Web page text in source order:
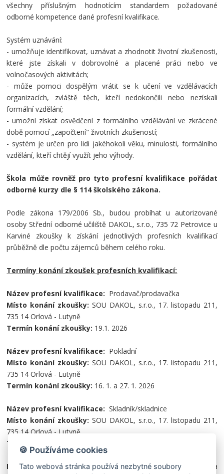
všechny příslušným hodnotícím standardem požadované
odborné kompetence dané profesní kvalifikace.
Systém uznávání:
- umožňuje identifikovat, uznávat a zhodnotit životní zkušenosti,
které jste získali v dobrovolné a placené práci nebo ve
volnočasových aktivitách;
- může pomoci dospělým vrátit se k učení ve vzdělávacích
organizacích, zvláště těch, kteří nedokončili nebo nezískali
formální vzdělání;
- umožní získat osvědčení z formálního vzdělávání ve zkrácené
době pomocí „započtení" životních zkušeností;
- systém je určen pro lidi jakéhokoli věku, minulosti, formálního
vzdělání, kteří chtějí využít jeho výhody.
Škola může rovněž pro tyto profesní kvalifikace pořádat
odborné kurzy dle § 114 školského zákona.
Podle zákona 179/2006 Sb., budou probíhat u autorizované
osoby Střední odborné učiliště DAKOL, s.r.o., 735 72 Petrovice u
Karviné zkoušky k získání jednotlivých profesních kvalifikací
průběžně dle počtu zájemců během celého roku.
Termíny konání zkoušek profesních kvalifikací:
Název profesní kvalifikace: Prodavač/prodavačka
Místo konání zkoušky: SOU DAKOL, s.r.o., 17. listopadu 211,
735 14 Orlová - Lutyně
Termín konání zkoušky: 19.1. 2026
Název profesní kvalifikace: Pokladní
Místo konání zkoušky: SOU DAKOL, s.r.o., 17. listopadu 211,
735 14 Orlová - Lutyně
Termín konání zkoušky: 16. 1. a 27. 1. 2026
Název profesní kvalifikace:Skladník/skladnice
Místo konání zkoušky: SOU DAKOL, s.r.o., 17. listopadu 211,
735 14 Orlová - Lutyně
Termín konání zkoušky:
Bližší informace k získání jednotlivých profesních kvalifikací a
🍪 Používáme cookies
Tato webová stránka používá nezbytné soubory